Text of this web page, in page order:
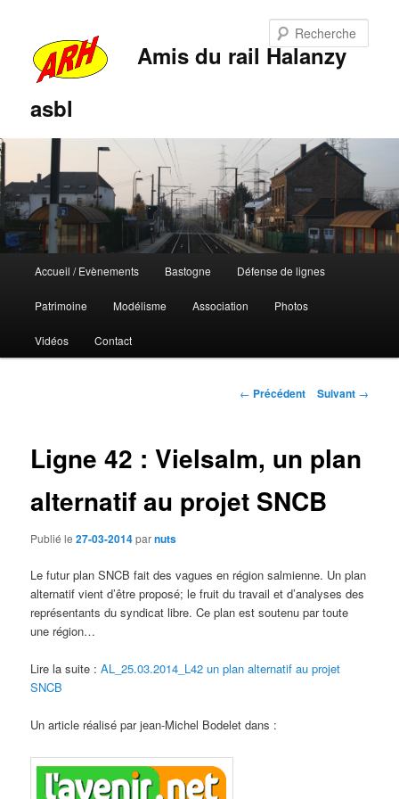
Amis du rail Halanzy
asbl
principal
Aller
au
contenu
Aller
au
contenu
Accueil / Evènements Bastogne Défense de lignes
Patrimoine Modélisme Association Photos
Vidéos Contact
Navigation
← Précédent Suivant →
Ligne 42 : Vielsalm, un plan
alternatif au projet SNCB
Publié le27-03-2014parnuts
Le futur plan SNCB fait des vagues en région salmienne. Un plan
alternatif vient d’être proposé; le fruit du travail et d’analyses des
représentants du syndicat libre. Ce plan est soutenu par toute
une région…
Lire la suite :AL_25.03.2014_L42 un plan alternatif au projet
SNCB
Un article réalisé par jean-Michel Bodelet dans :